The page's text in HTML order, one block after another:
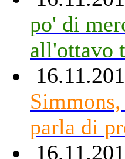
po' di
all'ottavo
parla di